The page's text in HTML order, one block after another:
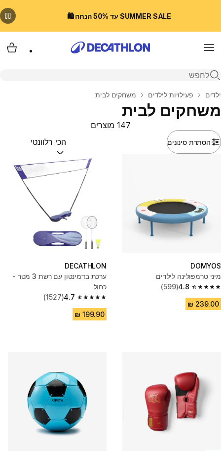
SUMMER SALE עד 50% הנחה 🛍️
Menu
פתיחת חיפוש
בית
ילדים פעילויות לילדים משחקים לבית
משחקים לבית
הסתרת סינונים
147 מוצרים
מיין לפי:(optional)
DOMYOS
מיני טרמפולינה לילדים
4.8
4.8 out of 5 stars from 599 reviews
(599)
DECATHLON
ערכת בדמינטון עם רשת 3 מטר -
כחול
4.7
4.7 out of 5 stars from 1527 reviews
(1527)